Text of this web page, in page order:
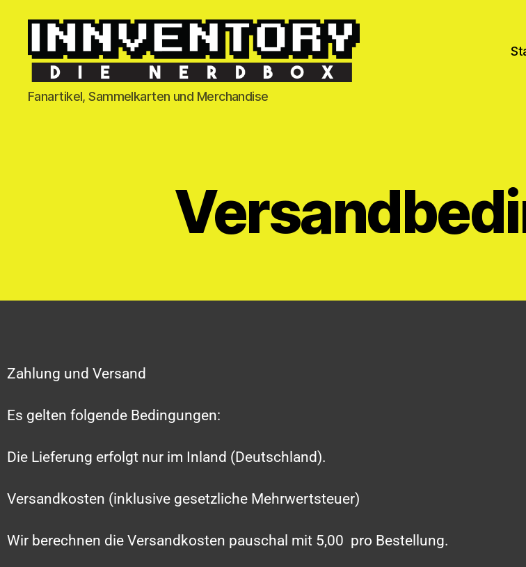
Fanartikel, Sammelkarten und Merchandise
Zahlung und Versand
Es gelten folgende Bedingungen:
Die Lieferung erfolgt nur im Inland (Deutschland).
Versandkosten (inklusive gesetzliche Mehrwertsteuer)
Wir berechnen die Versandkosten pauschal mit 5,00  pro Bestellung.